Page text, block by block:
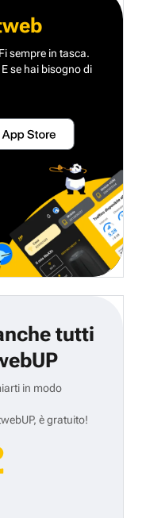
sempre in tasca.
E se hai bisogno di
tutti
in modo
è gratuito!